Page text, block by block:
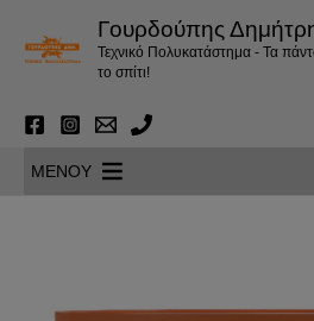
περιεχόμενο
Γουρδούπης
Τεχνικό Πολυκατάστημα - Τα
το σπίτι!
MENOY